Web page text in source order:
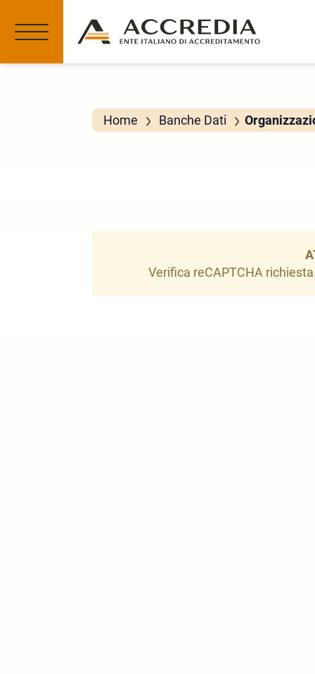
Home Banche Dati
Verifica reCAPTCHA